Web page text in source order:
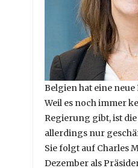
Belgien hat eine
Weil es noch immer
Regierung gibt, ist
allerdings nur
Sie folgt auf Charles
Dezember als